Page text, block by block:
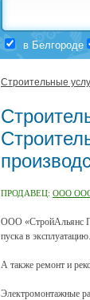
в Белгороде
Строительные
ПРОДАВЕЦ: ООО
ООО «СтройАльянс
пуска в эксплуатацию.
А также ремонт и
Электромонтажные